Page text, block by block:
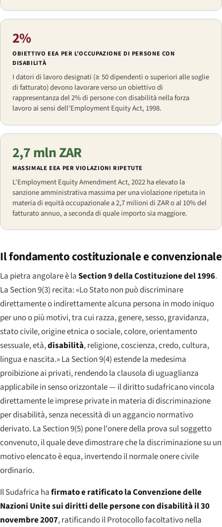
2%
OBIETTIVO EEA PER L'OCCUPAZIONE DI PERSONE CON
DISABILITÀ
I datori di lavoro designati (≥ 50 dipendenti o superiori alle soglie
di fatturato) devono lavorare verso un obiettivo di
rappresentanza del 2% di persone con disabilità nella forza
lavoro ai sensi dell'Employment Equity Act, 1998.
2,7 mln ZAR
MASSIMALE EEA PER VIOLAZIONI RIPETUTE
L'Employment Equity Amendment Act, 2022 ha elevato la
sanzione amministrativa massima per una violazione ripetuta in
materia di equità occupazionale a 2,7 milioni di ZAR o al 10% del
fatturato annuo, a seconda di quale importo sia maggiore.
Il fondamento costituzionale e convenzionale
La pietra angolare è laSection 9 della Costituzione del 1996.
La Section 9(3) recita: «Lo Stato non può discriminare
direttamente o indirettamente alcuna persona in modo iniquo
per uno o più motivi, tra cui razza, genere, sesso, gravidanza,
stato civile, origine etnica o sociale, colore, orientamento
sessuale, età,disabilità, religione, coscienza, credo, cultura,
lingua e nascita.» La Section 9(4) estende la medesima
proibizione ai privati, rendendo la clausola di uguaglianza
applicabile in senso orizzontale — il diritto sudafricano vincola
direttamente le imprese private in materia di discriminazione
per disabilità, senza necessità di un aggancio normativo
derivato. La Section 9(5) pone l'onere della prova sul soggetto
convenuto, il quale deve dimostrare che la discriminazione su un
motivo elencato è equa, invertendo il normale onere civile
ordinario.
Il Sudafrica hafirmato e ratificato la Convenzione delle
Nazioni Unite sui diritti delle persone con disabilità il 30
novembre 2007, ratificando il Protocollo facoltativo nella